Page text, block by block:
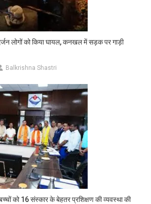
लोगों को किया घायल, कनखल में सड़क पर गाड़ी
Balkrishna Shastri
को 16 संस्कार के बेहतर प्रशिक्षण की व्यवस्था की